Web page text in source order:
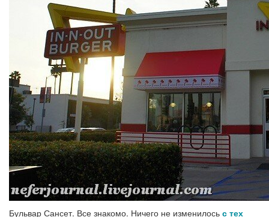
Бульвар Сансет. Все знакомо. Ничего не изменилось с тех